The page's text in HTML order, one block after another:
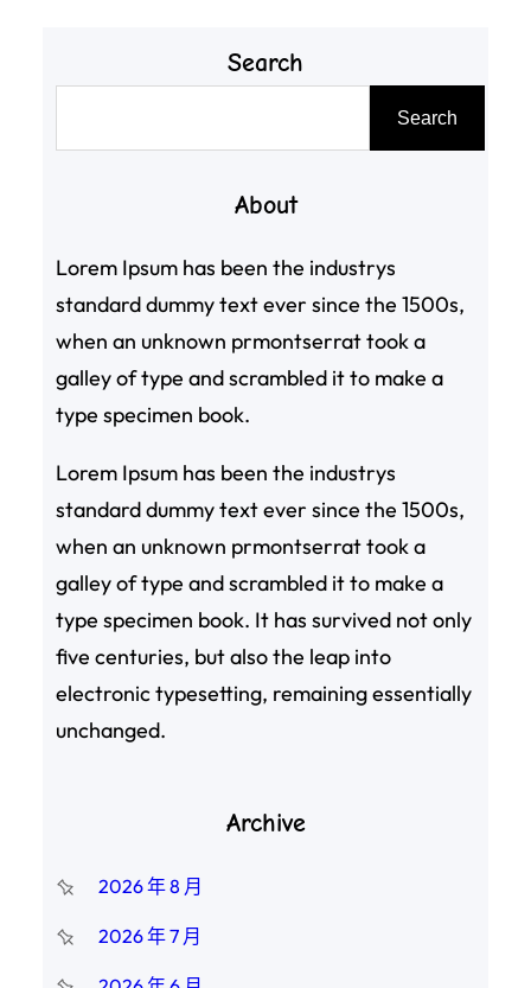
Search
Search
About
Lorem Ipsum has been the industrys
standard dummy text ever since the 1500s,
when an unknown prmontserrat took a
galley of type and scrambled it to make a
type specimen book.
Lorem Ipsum has been the industrys
standard dummy text ever since the 1500s,
when an unknown prmontserrat took a
galley of type and scrambled it to make a
type specimen book. It has survived not only
five centuries, but also the leap into
electronic typesetting, remaining essentially
unchanged.
Archive
2026 年 8 月
2026 年 7 月